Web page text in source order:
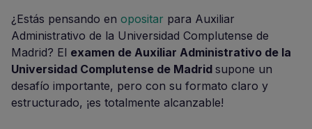
¿Estás pensando en opositar para Auxiliar
Administrativo de la Universidad Complutense de
Madrid? El examen de Auxiliar Administrativo de la
Universidad Complutense de Madrid supone un
desafío importante, pero con su formato claro y
estructurado, ¡es totalmente alcanzable!